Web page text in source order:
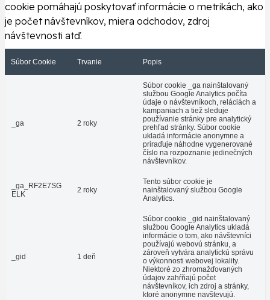
cookie pomáhajú poskytovať informácie o metrikách, ako
je počet návštevníkov, miera odchodov, zdroj
návštevnosti atď.
Súbor Cookie Trvanie Popis
_ga 2 roky
Súbor cookie _ga nainštalovaný
službou Google Analytics počíta
údaje o návštevníkoch, reláciách a
kampaniach a tiež sleduje
používanie stránky pre analytický
prehľad stránky. Súbor cookie
ukladá informácie anonymne a
priraďuje náhodne vygenerované
číslo na rozpoznanie jedinečných
návštevníkov.
_ga_RF2E7SG
ELK
2 roky
Tento súbor cookie je
nainštalovaný službou Google
Analytics.
_gid 1 deň
Súbor cookie _gid nainštalovaný
službou Google Analytics ukladá
informácie o tom, ako návštevníci
používajú webovú stránku, a
zároveň vytvára analytickú správu
o výkonnosti webovej lokality.
Niektoré zo zhromažďovaných
údajov zahŕňajú počet
návštevníkov, ich zdroj a stránky,
ktoré anonymne navštevujú.